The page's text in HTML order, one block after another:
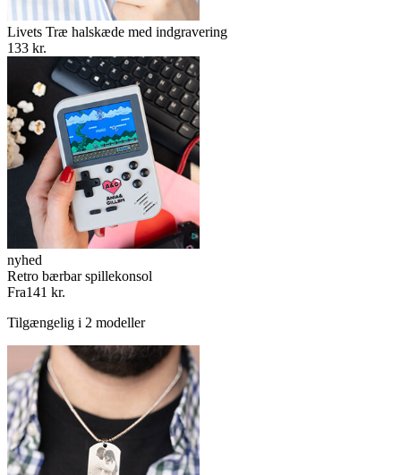
Livets Træ halskæde med indgravering
133 kr.
nyhed
Retro bærbar spillekonsol
Fra141 kr.
Tilgængelig i 2 modeller